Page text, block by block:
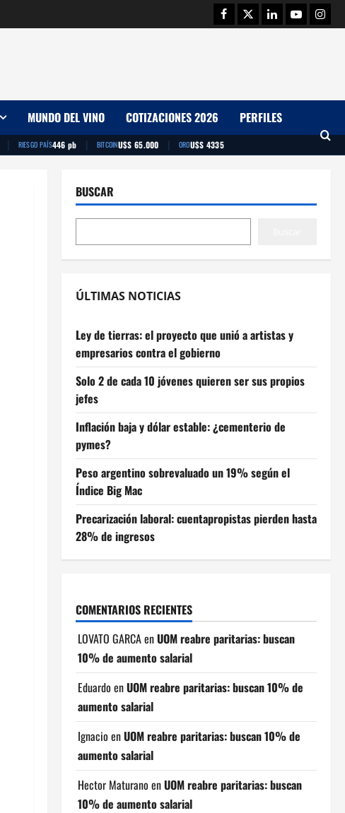
Facebook
TwitterLinkedinYoutube
MUNDO DEL VINO COTIZACIONES 2026 PERFILES
| RIESGO PAÍS446 pb | BITCOINU$S 65.000 | OROU$S 4335
BUSCAR
ÚLTIMAS NOTICIAS
Ley de tierras: el proyecto que unió a artistas y
empresarios contra el gobierno
Solo 2 de cada 10 jóvenes quieren ser sus propios
jefes
Inflación baja y dólar estable: ¿cementerio de
pymes?
Peso argentino sobrevaluado un 19% según el
Índice Big Mac
Precarización laboral: cuentapropistas pierden hasta
28% de ingresos
COMENTARIOS RECIENTES
LOVATO GARCAenUOM reabre paritarias: buscan
10% de aumento salarial
Eduardo enUOM reabre paritarias: buscan 10% de
aumento salarial
Ignacio enUOM reabre paritarias: buscan 10% de
aumento salarial
Hector Maturano enUOM reabre paritarias: buscan
10% de aumento salarial